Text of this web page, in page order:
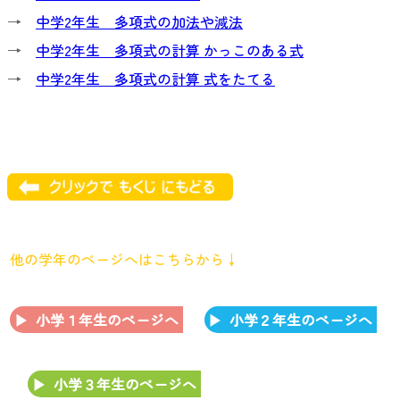
→ 中学2年生 多項式の加法や減法
→ 中学2年生 多項式の計算 かっこのある式
→ 中学2年生 多項式の計算 式をたてる
他の学年のページへはこちらから↓
小学１年生のページへ 小学２年生のページへ
小学３年生のページへ